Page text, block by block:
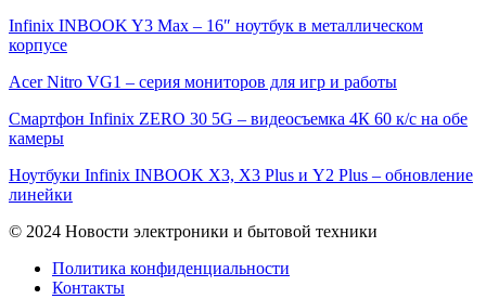
Infinix INBOOK Y3 Max – 16″ ноутбук в металлическом
корпусе
Acer Nitro VG1 – серия мониторов для игр и работы
Смартфон Infinix ZERO 30 5G – видеосъемка 4К 60 к/с на обе
камеры
Ноутбуки Infinix INBOOK X3, X3 Plus и Y2 Plus – обновление
линейки
© 2024 Новости электроники и бытовой техники
Политика конфиденциальности
Контакты